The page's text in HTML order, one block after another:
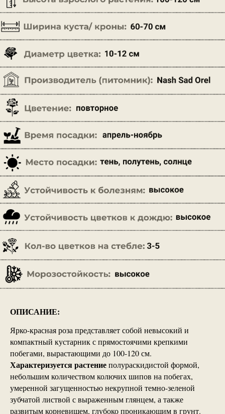
ОПИСАНИЕ:
Ярко-красная роза представляет собой невысокий и
компактный кустарник с прямостоячими крепкими
побегами, вырастающими до 100-120 см.
Характеризуется растениеполураскидистой формой,
небольшим количеством колючих шипов на побегах,
умеренной загущенностью некрупной темно-зеленой
зубчатой листвой с выраженным глянцем, а также
развитым корневищем, глубоко проникающим в грунт.